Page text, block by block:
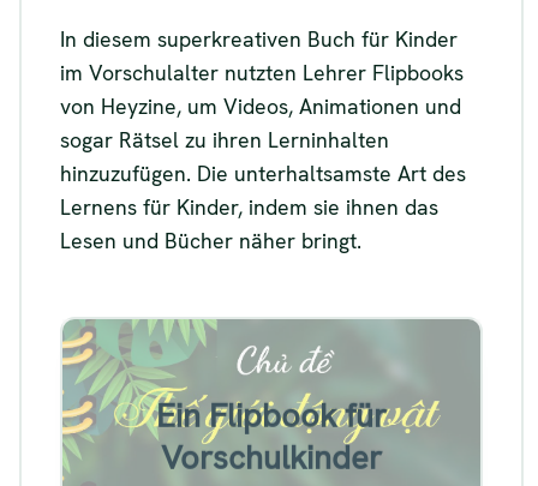
In diesem superkreativen Buch für Kinder
im Vorschulalter nutzten Lehrer Flipbooks
von Heyzine, um Videos, Animationen und
sogar Rätsel zu ihren Lerninhalten
hinzuzufügen. Die unterhaltsamste Art des
Lernens für Kinder, indem sie ihnen das
Lesen und Bücher näher bringt.
Ein Flipbook für
Vorschulkinder
Beispiel für ein Flipbook für
Vorschulkinder